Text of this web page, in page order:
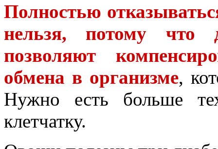
Полностью
нельзя, потому что
позволяют
обмена в организме,
Нужно есть больше
клетчатку.